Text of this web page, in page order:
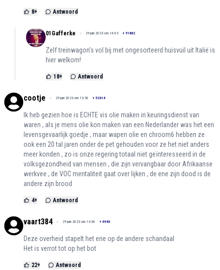
8+ Antwoord
01Gafferke 29 juni 2023 om 14:03 + 91862
Zelf treinwagon’s vol bij met ongesorteerd huisvuil uit Italië is
hier welkom!
18+ Antwoord
cootje 29 juni 2023 om 13:50 + 52614
Ik heb gezien hoe is ECHTE vis olie maken in keuringsdienst van
waren , als je mens olie kon maken van een Nederlander was het een
levensgevaarlijk goedje , maar wapen olie en chroom6 hebben ze
ook een 20 tal jaren onder de pet gehouden voor ze het niet anders
meer konden , zo is onze regering totaal niet geïnteresseerd in de
volksgezondheid van mensen , die zijn vervangbaar door Afrikaanse
werkvee , de VOC mentaliteit gaat over lijken , de ene zijn dood is de
andere zijn brood
4+ Antwoord
vaart384 29 juni 2023 om 13:46 + 6940
Deze overheid stapelt het ene op de andere schandaal
Het is verrot tot op het bot
22+ Antwoord